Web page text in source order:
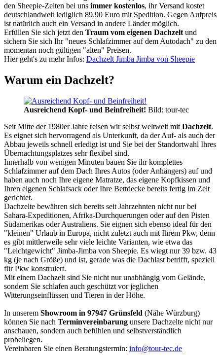
den Sheepie-Zelten bei uns immer kostenlos, ihr Versand kostet
deutschlandweit lediglich 89.90 Euro mit Spedition. Gegen Aufpreis
ist natürlich auch ein Versand in andere Länder möglich.
Erfüllen Sie sich jetzt den Traum vom eigenen Dachzelt und
sichern Sie sich Ihr "neues Schlafzimmer auf dem Autodach" zu den
momentan noch gültigen "alten" Preisen.
Hier geht's zu mehr Infos: Dachzelt Jimba Jimba von Sheepie
Warum ein Dachzelt?
Ausreichend Kopf- und Beinfreiheit! Bild: tour-tec
Seit Mitte der 1980er Jahre reisen wir selbst weltweit mit Dachzelt.
Es eignet sich hervorragend als Unterkunft, da der Auf- als auch der
Abbau jeweils schnell erledigt ist und Sie bei der Standortwahl Ihres
Übernachtungsplatzes sehr flexibel sind.
Innerhalb von wenigen Minuten bauen Sie ihr komplettes
Schlafzimmer auf dem Dach Ihres Autos (oder Anhängers) auf und
haben auch noch Ihre eigene Matratze, das eigene Kopfkissen und
Ihren eigenen Schlafsack oder Ihre Bettdecke bereits fertig im Zelt
gerichtet.
Dachzelte bewähren sich bereits seit Jahrzehnten nicht nur bei
Sahara-Expeditionen, Afrika-Durchquerungen oder auf den Pisten
Südamerikas oder Australiens. Sie eignen sich ebenso ideal für den
"kleinen" Urlaub in Europa, nicht zuletzt auch mit Ihrem Pkw, denn
es gibt mittlerweile sehr viele leichte Varianten, wie etwa das
"Leichtgewicht" Jimba-Jimba von Sheepie. Es wiegt nur 39 bzw. 43
kg (je nach Größe) und ist, gerade was die Dachlast betrifft, speziell
für Pkw konstruiert.
Mit einem Dachzelt sind Sie nicht nur unabhängig vom Gelände,
sondern Sie schlafen auch geschützt vor jeglichen
Witterungseinflüssen und Tieren in der Höhe.
In unserem Showroom in 97947 Grünsfeld (Nähe Würzburg)
können Sie nach Terminvereinbarung unsere Dachzelte nicht nur
anschauen, sondern auch befühlen und selbstverständlich
probeliegen.
Vereinbaren Sie einen Beratungstermin: info@tour-tec.de